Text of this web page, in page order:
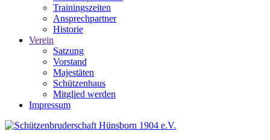
Trainingszeiten
Ansprechpartner
Historie
Verein
Satzung
Vorstand
Majestäten
Schützenhaus
Mitglied werden
Impressum